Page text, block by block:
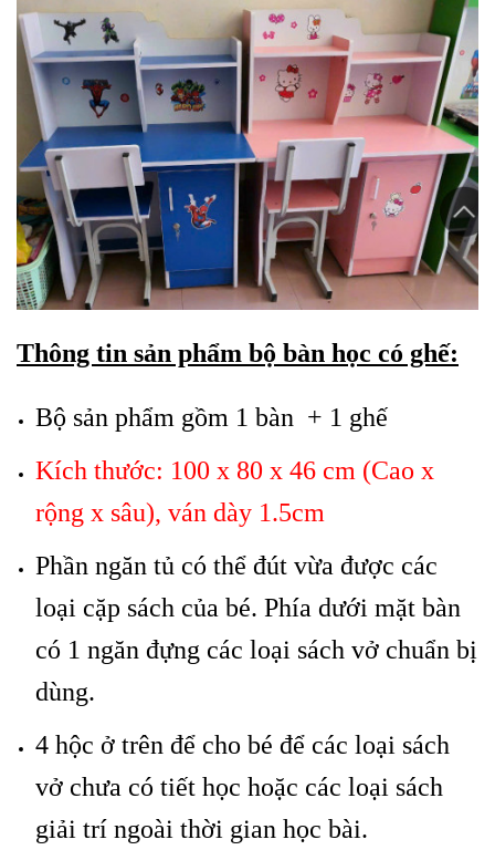
Thông tin sản phẩm bộ bàn học có ghế:
Bộ sản phẩm gồm 1 bàn + 1 ghế
Kích thước: 100 x 80 x 46 cm (Cao x
rộng x sâu), ván dày 1.5cm
Phần ngăn tủ có thể đút vừa được các
loại cặp sách của bé. Phía dưới mặt bàn
có 1 ngăn đựng các loại sách vở chuẩn bị
dùng.
4 hộc ở trên để cho bé để các loại sách
vở chưa có tiết học hoặc các loại sách
giải trí ngoài thời gian học bài.